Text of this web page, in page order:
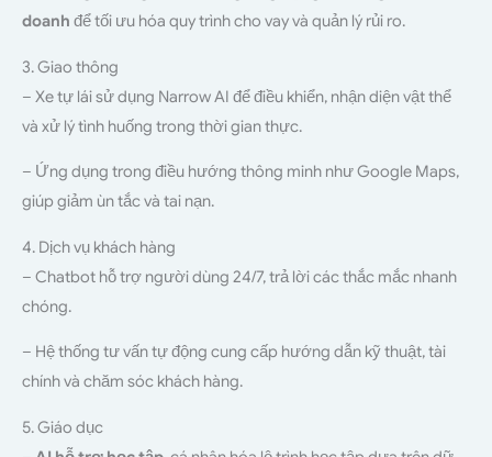
doanh để tối ưu hóa quy trình cho vay và quản lý rủi ro.
3. Giao thông
– Xe tự lái sử dụng Narrow AI để điều khiển, nhận diện vật thể
và xử lý tình huống trong thời gian thực.
– Ứng dụng trong điều hướng thông minh như Google Maps,
giúp giảm ùn tắc và tai nạn.
4. Dịch vụ khách hàng
– Chatbot hỗ trợ người dùng 24/7, trả lời các thắc mắc nhanh
chóng.
– Hệ thống tư vấn tự động cung cấp hướng dẫn kỹ thuật, tài
chính và chăm sóc khách hàng.
5. Giáo dục